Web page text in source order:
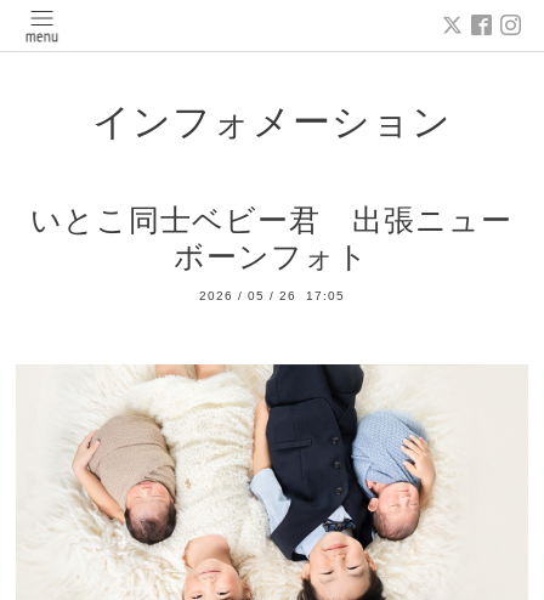
インフォメーション
いとこ同士ベビー君 出張ニュー
ボーンフォト
2026 / 05 / 26 17:05